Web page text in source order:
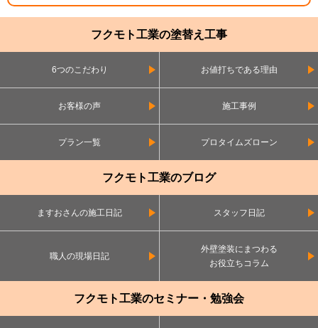
フクモト工業の塗替え工事
6つのこだわり お値打ちである理由
お客様の声 施工事例
プラン一覧 プロタイムズローン
フクモト工業のブログ
ますおさんの施工日記 スタッフ日記
職人の現場日記
外壁塗装にまつわる
お役立ちコラム
フクモト工業のセミナー・勉強会